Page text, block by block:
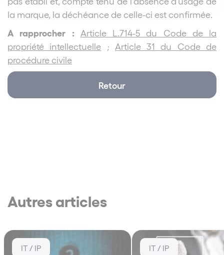
la marque, la déchéance de celle-ci est confirmée.
A rapprocher :
Article L.714-5 du Code de la
propriété intellectuelle ; Article 31 du Code de
procédure civile
Retour
Autres articles
IT / IP IT / IP